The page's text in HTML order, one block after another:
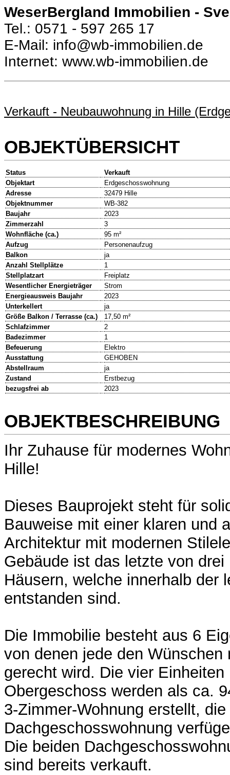
WeserBergland Immobilien -
Tel.: 0571 - 597 265 17
E-Mail: info@wb-immobilien.de
Internet: www.wb-immobilien.de
Verkauft - Neubauwohnung in Hille
OBJEKTÜBERSICHT
Status
Verkauft
Objektart
Erdgeschosswohnung
Adresse
32479 Hille
Objektnummer
WB-382
Baujahr
2023
Zimmerzahl
3
Wohnfläche (ca.)
95 m²
Aufzug
Personenaufzug
Balkon
ja
Anzahl Stellplätze
1
Stellplatzart
Freiplatz
Wesentlicher Energieträger
Strom
Energieausweis Baujahr
2023
Unterkellert
ja
Größe Balkon / Terrasse (ca.)
17,50 m²
Schlafzimmer
2
Badezimmer
1
Befeuerung
Elektro
Ausstattung
GEHOBEN
Abstellraum
ja
Zustand
Erstbezug
bezugsfrei ab
2023
OBJEKTBESCHREIBUNG
Ihr Zuhause für modernes
Hille!
Dieses Bauprojekt steht für
Bauweise mit einer klaren und
Architektur mit modernen
Gebäude ist das letzte von drei
Häusern, welche innerhalb der
entstanden sind.
Die Immobilie besteht aus 6
von denen jede den Wünschen
gerecht wird. Die vier Einheiten
Obergeschoss werden als ca.
3-Zimmer-Wohnung erstellt,
Dachgeschosswohnung
Die beiden
sind bereits verkauft.